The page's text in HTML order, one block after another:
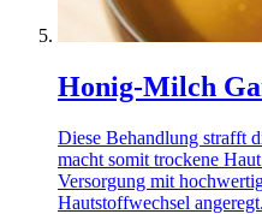
Honig-Milch
Diese Behandlung strafft
macht somit trockene
Versorgung mit
Hautstoffwechsel angeregt.